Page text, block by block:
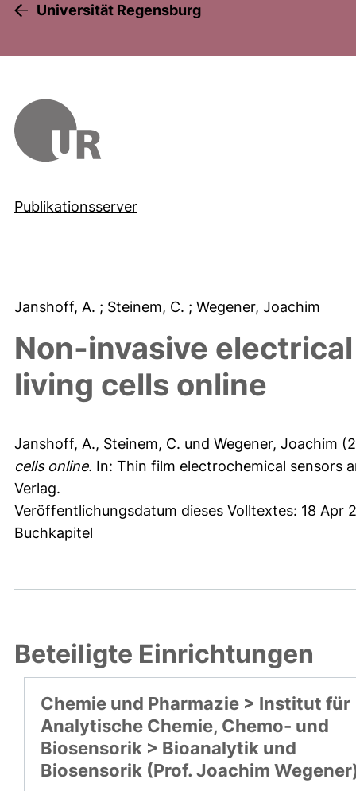
Universität Regensburg
Publikationsserver
Janshoff, A. ; Steinem, C. ; Wegener, Joachim
Non-invasive
living cells online
Janshoff, A., Steinem, C. und Wegener, Joachim
cells online. In: Thin film electrochemical sensors
Verlag.
Veröffentlichungsdatum dieses Volltextes: 18 Apr
Buchkapitel
Beteiligte Einrichtungen
Chemie und Pharmazie > Institut für
Analytische Chemie, Chemo- und
Biosensorik > Bioanalytik und
Biosensorik (Prof. Joachim